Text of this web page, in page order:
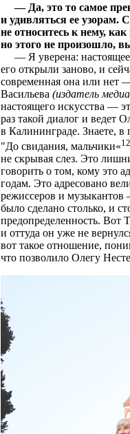
— Да, это то самое
и удивляться ее узорам.
не относитесь к нему,
но этого не произошло,
— Я уверена: настоящее
его открыли заново, и
современная она или нет
Васильева (издатель
настоящего искусства —
раз такой диалог и ведет
в Калининграде. Знаете,
"До свидания, мальчики«
не скрывая слез. Это
говорить о том, кому это
годам. Это адресовано
режиссеров и
было сделано столько, и
предопределенность. Вот
и оттуда он уже не
вот такое отношение,
что позволило Олегу